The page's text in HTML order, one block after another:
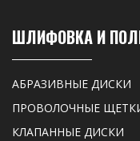
ШЛИФОВКА И
АБРАЗИВНЫЕ ДИСКИ
ПРОВОЛОЧНЫЕ
КЛАПАННЫЕ ДИСКИ